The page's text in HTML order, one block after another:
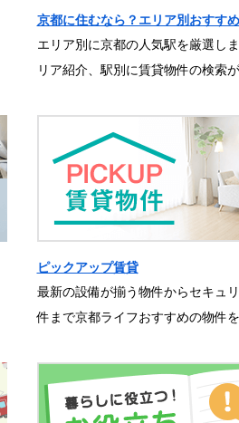
京都に住むなら？エリア別おすす
エリア別に京都の人気駅を厳選し
リア紹介、駅別に賃貸物件の検索
ピックアップ賃貸
最新の設備が揃う物件からセキュ
件まで京都ライフおすすめの物件